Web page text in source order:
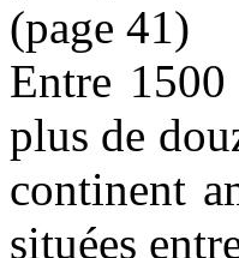
(page 41)
Entre 1500
plus de
continent
situées